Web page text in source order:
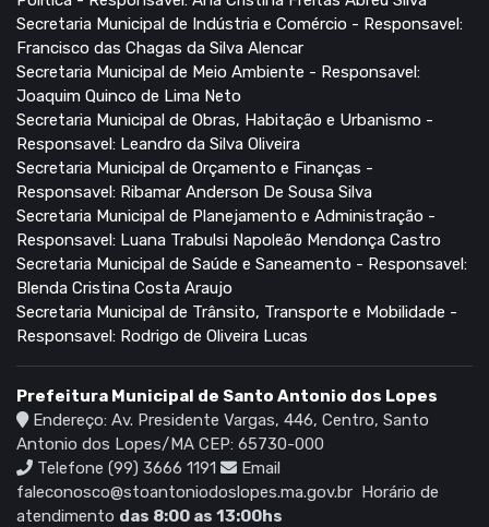
Secretaria Municipal de Indústria e Comércio - Responsavel:
Francisco das Chagas da Silva Alencar
Secretaria Municipal de Meio Ambiente - Responsavel:
Joaquim Quinco de Lima Neto
Secretaria Municipal de Obras, Habitação e Urbanismo -
Responsavel: Leandro da Silva Oliveira
Secretaria Municipal de Orçamento e Finanças -
Responsavel: Ribamar Anderson De Sousa Silva
Secretaria Municipal de Planejamento e Administração -
Responsavel: Luana Trabulsi Napoleão Mendonça Castro
Secretaria Municipal de Saúde e Saneamento - Responsavel:
Blenda Cristina Costa Araujo
Secretaria Municipal de Trânsito, Transporte e Mobilidade -
Responsavel: Rodrigo de Oliveira Lucas
Prefeitura Municipal de Santo Antonio dos Lopes
Endereço: Av. Presidente Vargas, 446, Centro, Santo
Antonio dos Lopes/MA CEP: 65730-000
Telefone (99) 3666 1191
Email
faleconosco@stoantoniodoslopes.ma.gov.br Horário de
atendimento das 8:00 as 13:00hs